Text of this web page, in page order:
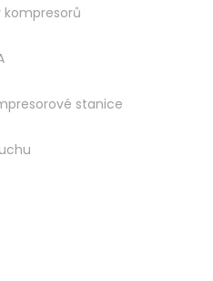
kompresorů
stanice